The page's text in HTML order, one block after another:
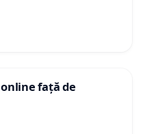
față de